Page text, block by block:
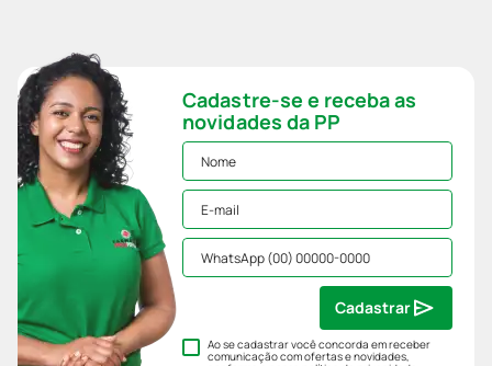
Cadastre-se e receba as
novidades da PP
Ao se cadastrar você concorda em receber
comunicação com ofertas e novidades,
Cadastrar